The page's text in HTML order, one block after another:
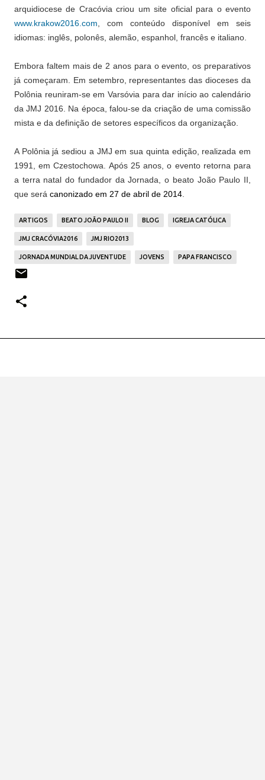
arquidiocese de Cracóvia criou um site oficial para o evento
www.krakow2016.com , com conteúdo disponível em seis
idiomas: inglês, polonês, alemão, espanhol, francês e italiano.
Embora faltem mais de 2 anos para o evento, os preparativos
já começaram. Em setembro, representantes das dioceses da
Polônia reuniram-se em Varsóvia para dar início ao calendário
da JMJ 2016. Na época, falou-se da criação de uma comissão
mista e da definição de setores específicos da organização.
A Polônia já sediou a JMJ em sua quinta edição, realizada em
1991, em Czestochowa. Após 25 anos, o evento retorna para
a terra natal do fundador da Jornada, o beato João Paulo II,
que será canonizado em 27 de abril de 2014
ARTIGOS BEATO JOÃO PAULO II BLOG IGREJA CATÓLICA
JMJ CRACÓVIA2016 JMJ RIO2013
JORNADA MUNDIAL DA JUVENTUDE JOVENS PAPA FRANCISCO